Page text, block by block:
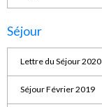
Séjour
Lettre du Séjour 2020
Séjour Février 2019